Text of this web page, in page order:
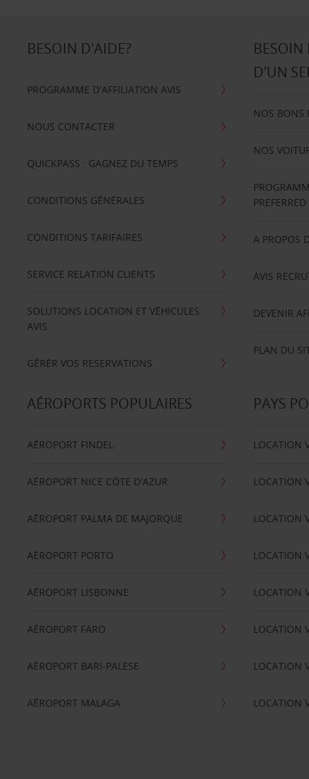
BESOIN D'AIDE?
PROGRAMME D'AFFILIATION AVIS
NOUS CONTACTER
QUICKPASS : GAGNEZ DU TEMPS
CONDITIONS GÉNÉRALES
CONDITIONS TARIFAIRES
SERVICE RELATION CLIENTS
SOLUTIONS LOCATION ET VÉHICULES
AVIS
GÉRÉR VOS RESERVATIONS
BESOIN
D'UN
NOS BONS
NOS
PREFERRED
A PROPOS
AVIS
DEVENIR
PLAN DU
AÉROPORTS POPULAIRES
AÉROPORT FINDEL
AÉROPORT NICE CÖTE D'AZUR
AÉROPORT PALMA DE MAJORQUE
AÉROPORT PORTO
AÉROPORT LISBONNE
AÉROPORT FARO
AÉROPORT BARI-PALESE
AÉROPORT MALAGA
PAYS
LOCATION
LOCATION
LOCATION
LOCATION
LOCATION
LOCATION
LOCATION
LOCATION